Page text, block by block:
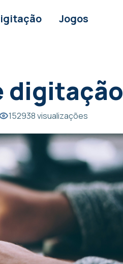
Jogos
digitação
152938 visualizações